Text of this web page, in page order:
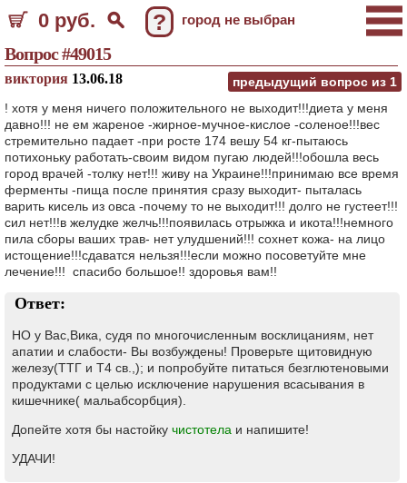
0 руб. ? город не выбран
Вопрос #49015
предыдущий вопрос из 1
виктория 13.06.18
! хотя у меня ничего положительного не выходит!!!диета у меня
давно!!! не ем жареное -жирное-мучное-кислое -соленое!!!вес
стремительно падает -при росте 174 вешу 54 кг-пытаюсь
потихоньку работать-своим видом пугаю людей!!!обошла весь
город врачей -толку нет!!! живу на Украине!!!принимаю все время
ферменты -пища после принятия сразу выходит- пыталась
варить кисель из овса -почему то не выходит!!! долго не густеет!!!
сил нет!!!в желудке желчь!!!появилась отрыжка и икота!!!немного
пила сборы ваших трав- нет улудшений!!! сохнет кожа- на лицо
истощение!!!сдаватся нельзя!!!если можно посоветуйте мне
лечение!!! спасибо большое!! здоровья вам!!
Ответ:
НО у Вас,Вика, судя по многочисленным восклицаниям, нет
апатии и слабости- Вы возбуждены! Проверьте щитовидную
железу(ТТГ и Т4 св.,); и попробуйте питаться безглютеновыми
продуктами с целью исключение нарушения всасывания в
кишечнике( мальабсорбция).
Допейте хотя бы настойку чистотела и напишите!
УДАЧИ!